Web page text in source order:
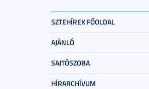
SZTEHÍREK FŐOLDAL
AJÁNLÓ
SAJTÓSZOBA
HÍRARCHÍVUM